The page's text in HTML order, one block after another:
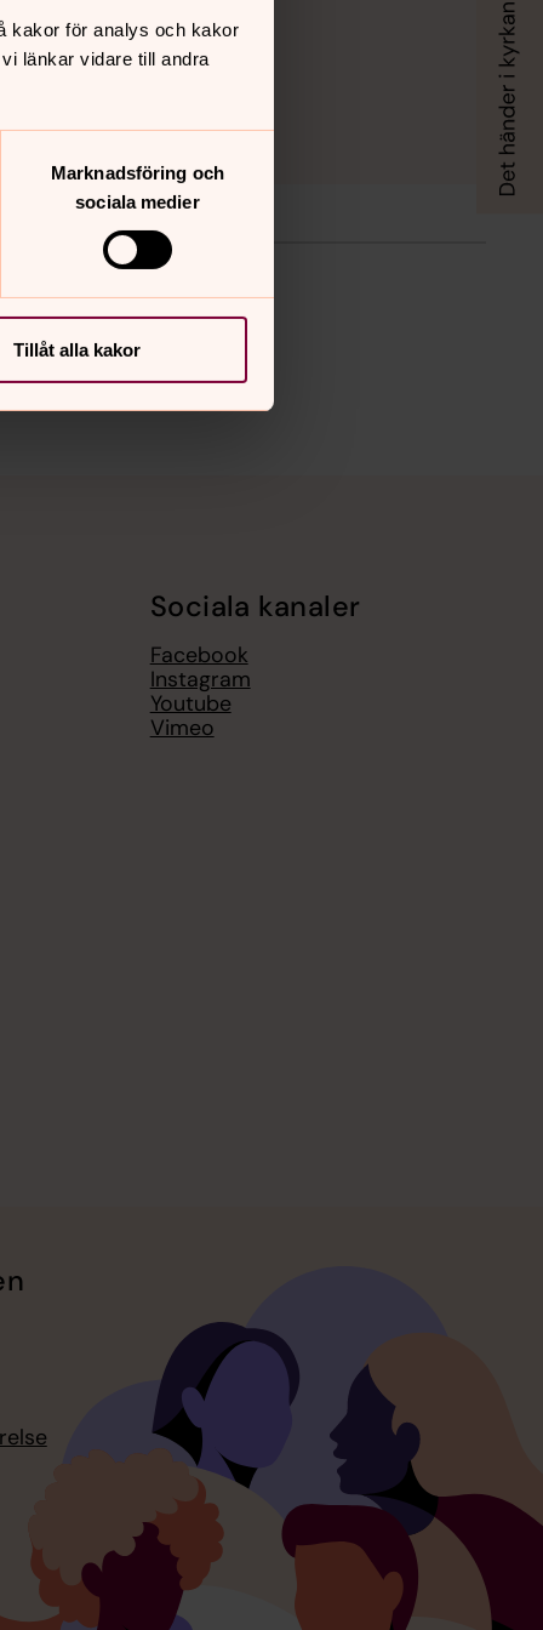
kakor för analys och kakor
länkar vidare till andra
Marknadsföring och
sociala medier
Tillåt alla kakor
Sociala kanaler
Facebook
Instagram
Youtube
Vimeo